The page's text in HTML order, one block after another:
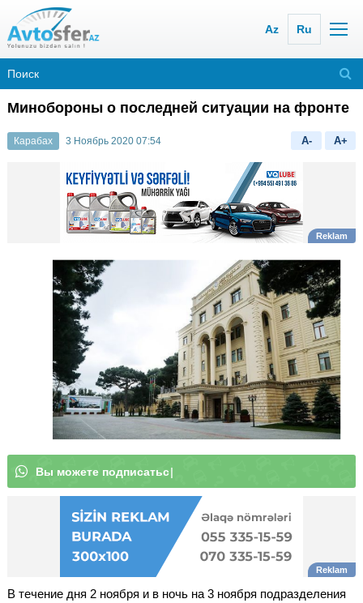
Az Ru
Минобороны о последней ситуации на фронте
Карабах 3 Ноябрь 2020 07:54 A- A+
Вы
В течение дня 2 ноября и в ночь на 3 ноября подразделения